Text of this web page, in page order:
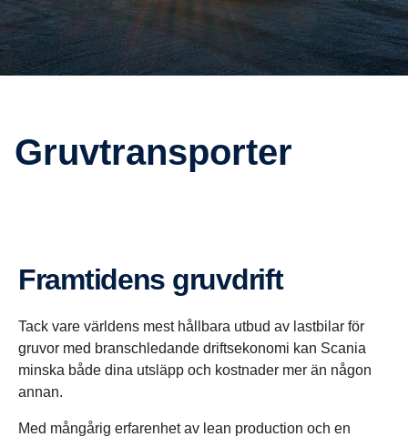
Gruvtrans­porter
Framti­dens gruvdrift
Tack vare världens mest hållbara utbud av lastbilar för
gruvor med branschledande driftsekonomi kan Scania
minska både dina utsläpp och kostnader mer än någon
annan.
Med mångårig erfarenhet av lean production och en